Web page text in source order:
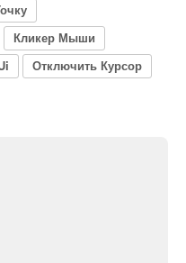
Кликер Мыши
Отключить Курсор